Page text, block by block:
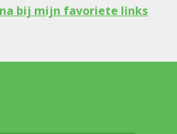
bij mijn favoriete links